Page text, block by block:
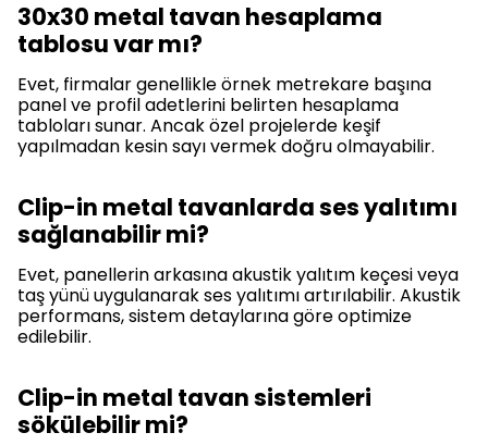
30x30 metal tavan hesaplama
tablosu var mı?
Evet, firmalar genellikle örnek metrekare başına
panel ve profil adetlerini belirten hesaplama
tabloları sunar. Ancak özel projelerde keşif
yapılmadan kesin sayı vermek doğru olmayabilir.
Clip-in metal tavanlarda ses yalıtımı
sağlanabilir mi?
Evet, panellerin arkasına akustik yalıtım keçesi veya
taş yünü uygulanarak ses yalıtımı artırılabilir. Akustik
performans, sistem detaylarına göre optimize
edilebilir.
Clip-in metal tavan sistemleri
sökülebilir mi?